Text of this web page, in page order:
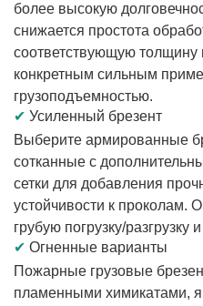
более высокую
снижается простота
соответствующую толщину
конкретным сильным
грузоподъемностью.
✔ Усиленный брезент
Выберите армированные
сотканные с
сетки для добавления
устойчивости к проколам.
грубую погрузку/разгрузку
✔ Огненные варианты
Пожарные грузовые
пламенными химикатами,